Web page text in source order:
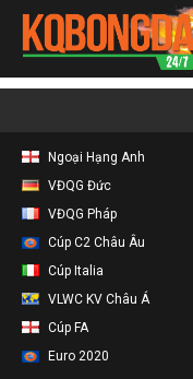
Ngoại Hạng Anh
VĐQG Đức
VĐQG Pháp
Cúp C2 Châu Âu
Cúp Italia
VLWC KV Châu Á
Cúp FA
Euro 2020